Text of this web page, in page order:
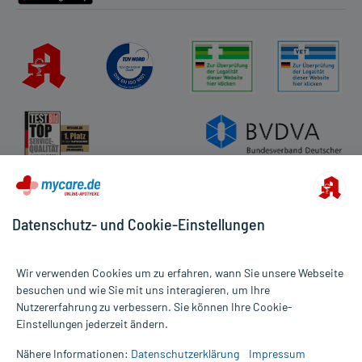
Alle Preise gelten inkl. MwSt., ggf. zzgl. Versandkosten
Informationen auf dieser Website werden ausschließlich für
Datenschutz- und Cookie-Einstellungen
Wir verwenden Cookies um zu erfahren, wann Sie unsere Webseite
besuchen und wie Sie mit uns interagieren, um Ihre
Nutzererfahrung zu verbessern. Sie können Ihre Cookie-
Einstellungen jederzeit ändern.
Nähere Informationen: Datenschutzerklärung Impressum